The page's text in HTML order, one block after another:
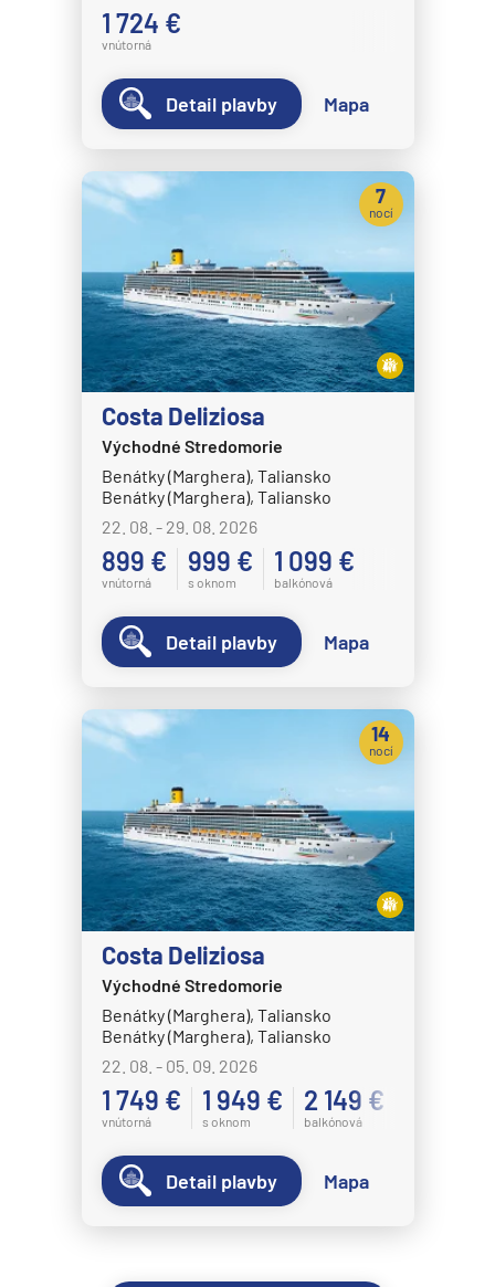
1 724 €
vnútorná
Detail plavby Mapa
Costa Deliziosa
Východné Stredomorie
Benátky (Marghera), Taliansko
Benátky (Marghera), Taliansko
22. 08. - 29. 08. 2026
899 €
vnútorná
999 €
s oknom
1 099 €
balkónová
7
nocí
Detail plavby Mapa
Costa Deliziosa
Východné Stredomorie
Benátky (Marghera), Taliansko
Benátky (Marghera), Taliansko
22. 08. - 05. 09. 2026
1 749 €
vnútorná
1 949 €
s oknom
2 149 €
balkónová
14
nocí
Detail plavby Mapa